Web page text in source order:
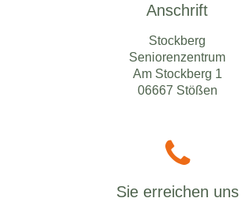
Anschrift
Stockberg
Seniorenzentrum
Am Stockberg 1
06667 Stößen
Sie erreichen uns